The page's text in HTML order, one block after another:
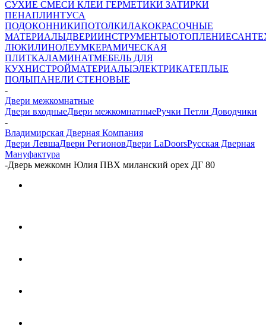
СУХИЕ СМЕСИ КЛЕИ ГЕРМЕТИКИ ЗАТИРКИ
ПЕНАПЛИНТУСА
ПОДОКОННИКИПОТОЛКИЛАКОКРАСОЧНЫЕ
МАТЕРИАЛЫДВЕРИИНСТРУМЕНТЫОТОПЛЕНИЕ
ЛЮКИЛИНОЛЕУМКЕРАМИЧЕСКАЯ
ПЛИТКАЛАМИНАТМЕБЕЛЬ ДЛЯ
КУХНИСТРОЙМАТЕРИАЛЫЭЛЕКТРИКАТЕПЛЫЕ
ПОЛЫПАНЕЛИ СТЕНОВЫЕ
-
Двери межкомнатные
Двери входныеДвери межкомнатныеРучки Петли Доводчики
-
Владимирская Дверная Компания
Двери ЛевшаДвери РегионовДвери LaDoorsРусская Дверная
Мануфактура
-Дверь межкомн Юлия ПВХ миланский орех ДГ 80